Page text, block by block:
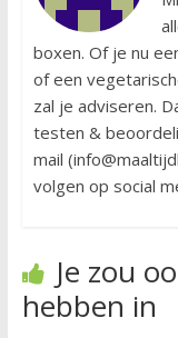
boxen. Of je nu
of een
zal je adviseren.
testen &
mail
volgen op social
Je zou
hebben in